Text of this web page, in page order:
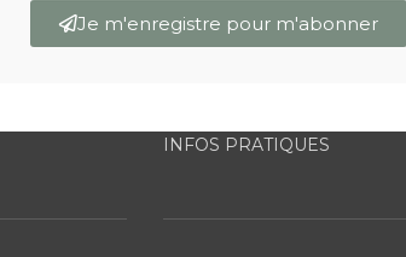
Je m'enregistre pour m'abonner
INFOS PRATIQUES